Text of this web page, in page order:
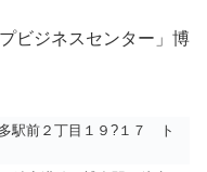
ビジネスセンター」博
駅前２丁目１９?１７ ト